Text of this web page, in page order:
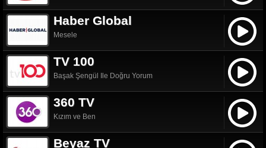
Haber Global
Mesele
TV 100
Başak Şengül Ile Doğru Yorum
360 TV
Kızım ve Ben
Beyaz TV